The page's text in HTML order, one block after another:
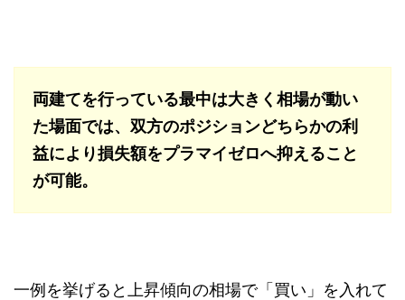
両建てを行っている最中は大きく相場が動い
た場面では、双方のポジションどちらかの利
益により損失額をプラマイゼロへ抑えること
が可能。
一例を挙げると上昇傾向の相場で「買い」を入れて